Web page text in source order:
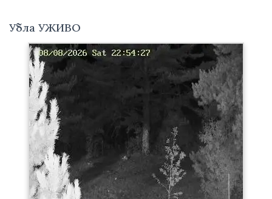
Убла УЖИВО